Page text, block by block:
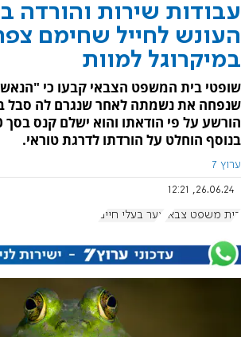
עבודות שירות והורדה
העונש לחייל שחימם
במיקרוגל למוות
שופטי בית המשפט הצבאי קבעו כי
שנפחה את נשמתה לאחר שנגרם לה סבל
בנוסף הוחלט על הורדתו לדרגת טוראי.
ערוץ 7
26.06.24, 12:21
בית משפט צבאי צער בעלי חיים